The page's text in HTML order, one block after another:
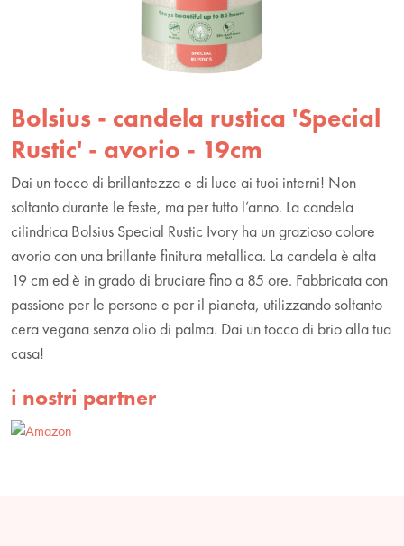
Bolsius - candela rustica 'Special
Rustic' - avorio - 19cm
Dai un tocco di brillantezza e di luce ai tuoi interni! Non
soltanto durante le feste, ma per tutto l’anno. La candela
cilindrica Bolsius Special Rustic Ivory ha un grazioso colore
avorio con una brillante finitura metallica. La candela è alta
19 cm ed è in grado di bruciare fino a 85 ore. Fabbricata con
passione per le persone e per il pianeta, utilizzando soltanto
cera vegana senza olio di palma. Dai un tocco di brio alla tua
casa!
i nostri partner